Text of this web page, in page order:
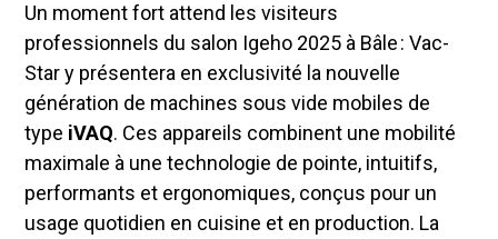
Un moment fort attend les visiteurs
professionnels du salon Igeho 2025 à Bâle : Vac-
Star y présentera en exclusivité la nouvelle
génération de machines sous vide mobiles de
type iVAQ. Ces appareils combinent une mobilité
maximale à une technologie de pointe, intuitifs,
performants et ergonomiques, conçus pour un
usage quotidien en cuisine et en production. La